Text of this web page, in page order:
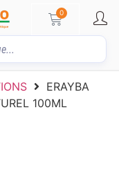
0
ERAYBA
100ML